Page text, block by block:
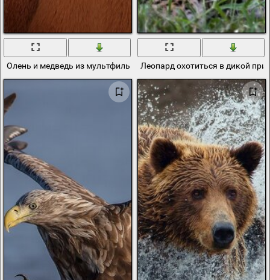
Олень и медведь из мультфильма Сезон охотыЛеопард охотиться в дикой